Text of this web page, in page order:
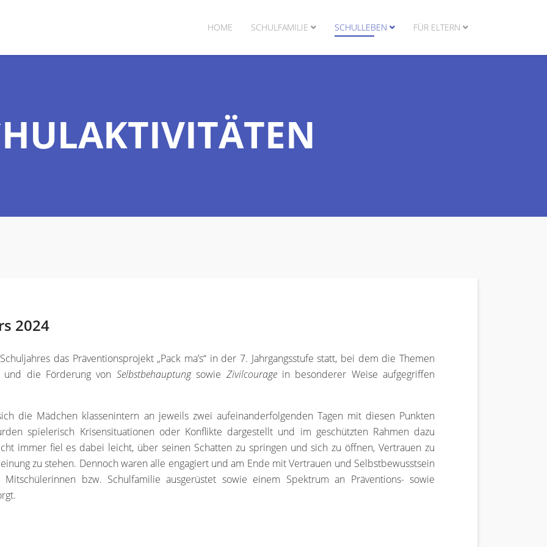
HOME SCHULFAMILIE SCHULLEBEN FÜR ELTERN
2024
das Präventionsprojekt „Pack ma’s“ in der 7. Jahrgangsstufe statt, bei dem die Themen
die Förderung von Selbstbehauptungsowie Zivilcourage in besonderer Weise aufgegriffen
die Mädchen klassenintern an jeweils zwei aufeinanderfolgenden Tagen mit diesen Punkten
spielerisch Krisensituationen oder Konflikte dargestellt und im geschützten Rahmen dazu
immer fiel es dabei leicht, über seinen Schatten zu springen und sich zu öffnen, Vertrauen zu
zu stehen. Dennoch waren alle engagiert und am Ende mit Vertrauen und Selbstbewusstsein
bzw. Schulfamilie ausgerüstet sowie einem Spektrum an Präventions- sowie